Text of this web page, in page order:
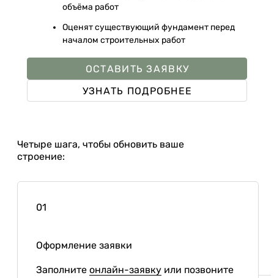
объёма работ
Оценят существующий фундамент перед
началом строительных работ
ОСТАВИТЬ ЗАЯВКУ
УЗНАТЬ ПОДРОБНЕЕ
Четыре шага, чтобы обновить ваше
строение:
01
Оформление заявки
Заполните онлайн-заявку или позвоните